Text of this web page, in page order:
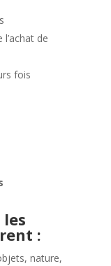
de
fois
:
nature,